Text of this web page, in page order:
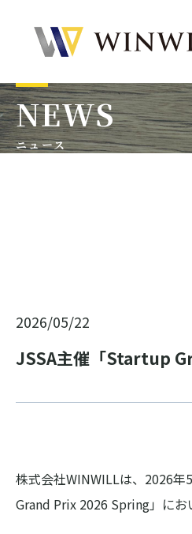
NEWS
ニュース
2026/05/22
JSSA主催「Startup
株式会社WINWILLは、2026
Grand Prix 2026 Spring」にお